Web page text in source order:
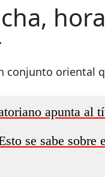
conjunto oriental
apunta al
se sabe sobre